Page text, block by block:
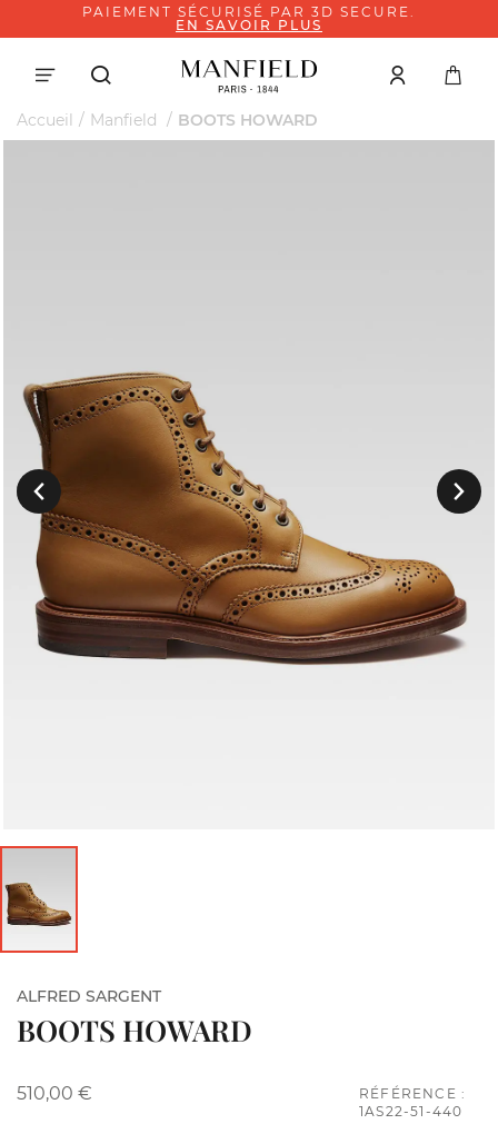
PAIEMENT SÉCURISÉ PAR 3D SECURE.
EN SAVOIR PLUS
Accueil Manfield BOOTS HOWARD
Précedent Suivant
ALFRED SARGENT
BOOTS HOWARD
510,00 €
RÉFÉRENCE :
1AS22-51-440